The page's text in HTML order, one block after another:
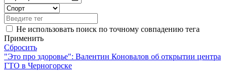
Не использовать поиск по точному совпадению тега
Применить
Сбросить
"Это про здоровье": Валентин Коновалов об открытии центра
ГТО в Черногорске